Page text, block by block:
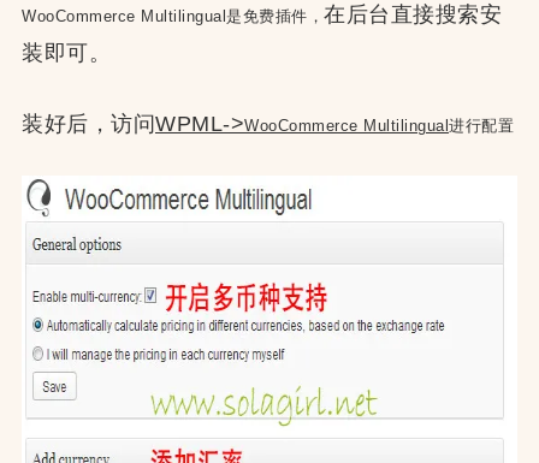
WooCommerce Multilingual是免费插件， 在后台直接搜索安
装即可。
装好后，访问WPML->WooCommerce Multilingual 进行配置